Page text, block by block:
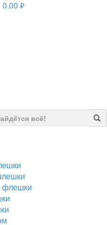
0.00 руб.
флешки